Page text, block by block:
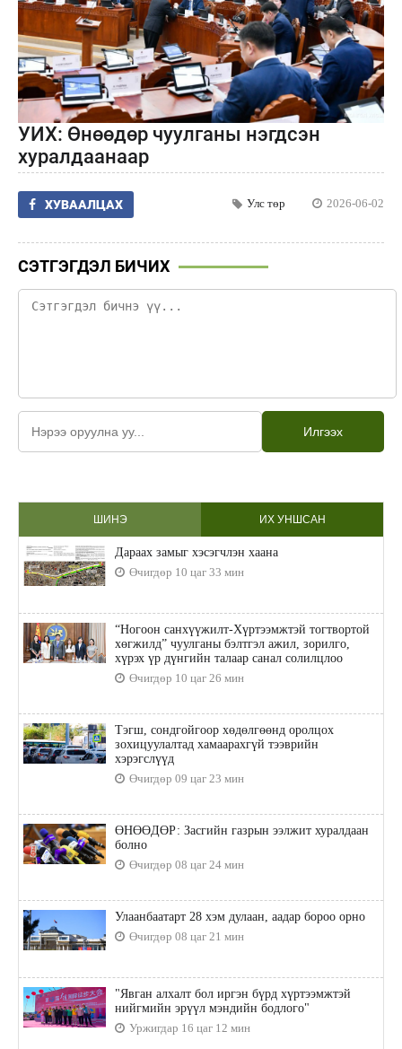
УИХ: Өнөөдөр чуулганы нэгдсэн
хуралдаанаар
ХУВААЛЦАХ Улс төр 2026-06-02
СЭТГЭГДЭЛ БИЧИХ
Илгээх
ШИНЭ ИХ УНШСАН
Дараах замыг хэсэгчлэн хаана
Өчигдөр 10 цаг 33 мин
“Ногоон санхүүжилт-Хүртээмжтэй тогтвортой
хөгжилд” чуулганы бэлтгэл ажил, зорилго,
хүрэх үр дүнгийн талаар санал солилцлоо
Өчигдөр 10 цаг 26 мин
Тэгш, сондгойгоор хөдөлгөөнд оролцох
зохицуулалтад хамаарахгүй тээврийн
хэрэгслүүд
Өчигдөр 09 цаг 23 мин
ӨНӨӨДӨР: Засгийн газрын ээлжит хуралдаан
болно
Өчигдөр 08 цаг 24 мин
Улаанбаатарт 28 хэм дулаан, аадар бороо орно
Өчигдөр 08 цаг 21 мин
"Явган алхалт бол иргэн бүрд хүртээмжтэй
нийгмийн эрүүл мэндийн бодлого"
Уржигдар 16 цаг 12 мин